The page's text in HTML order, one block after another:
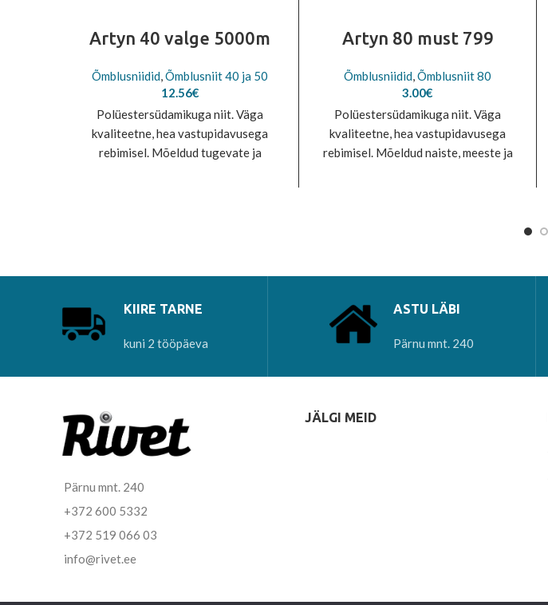
Artyn 40 valge 5000m
Õmblusniidid,Õmblusniit 40 ja 50
12.56€
Polüestersüdamikuga niit. Väga
kvaliteetne, hea vastupidavusega
rebimisel. Mõeldud tugevate ja
Artyn 80 must 799
Õmblusniidid,Õmblusniit 80
3.00€
Polüestersüdamikuga niit. Väga
kvaliteetne, hea vastupidavusega
rebimisel. Mõeldud naiste, meeste ja
KIIRE TARNE
kuni 2 tööpäeva
ASTU LÄBI
Pärnu mnt. 240
Pärnu mnt. 240
+372 600 5332
+372 519 066 03
info@rivet.ee
JÄLGI MEID